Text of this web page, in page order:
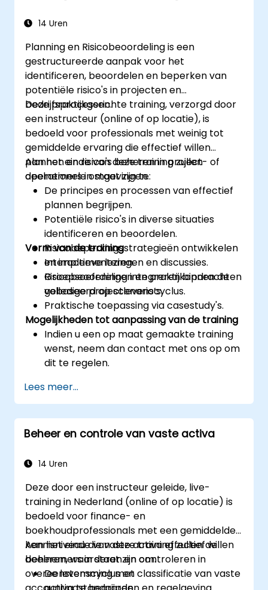
14 Uren
Planning en Risicobeoordeling is een
gestructureerde aanpak voor het
identificeren, beoordelen en beperken van
potentiële risico's in projecten en
bedrijfsprocessen.
Deze praktijkgerichte training, verzorgd door
een instructeur (online of op locatie), is
bedoeld voor professionals met weinig tot
gemiddelde ervaring die effectief willen
plannen en risico's beheren in project- of
operationele omgevingen.
Aan het einde van deze training zullen
deelnemers in staat zijn te:
De principes en processen van effectief
plannen begrijpen.
Potentiële risico's in diverse situaties
identificeren en beoordelen.
Risicobeperkingsstrategieën ontwikkelen
en implementeren.
Risicobeoordeling integreren binnen de
volledige projectlevenscyclus.
Vorm van de training
Interactieve lezingen en discussies.
Groepsoefeningen en praktijkopdrachten
gebaseerd op scenario’s.
Praktische toepassing via casestudy's.
Mogelijkheden tot aanpassing van de training
Indien u een op maat gemaakte training
wenst, neem dan contact met ons op om
dit te regelen.
Lees meer...
Beheer en controle van vaste activa
14 Uren
Deze door een instructeur geleide, live-
training in Nederland (online of op locatie) is
bedoeld voor finance- en
boekhoudprofessionals met een gemiddelde
kennisniveau die vaste activa effectief willen
beheren, waarderen en controleren in
overeenstemming met
Aan het einde van deze training zullen de
deelnemers in staat zijn om:
De levenscyclus en classificatie van vaste